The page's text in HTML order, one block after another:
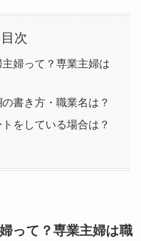
目次
婦って？専業主婦は
書き方・職業名は？
をしている場合は？
って？専業主婦は職